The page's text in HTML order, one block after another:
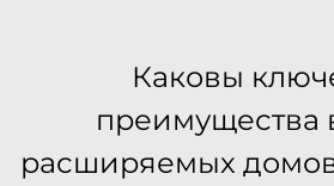
Каковы
преимущества
расширяемых